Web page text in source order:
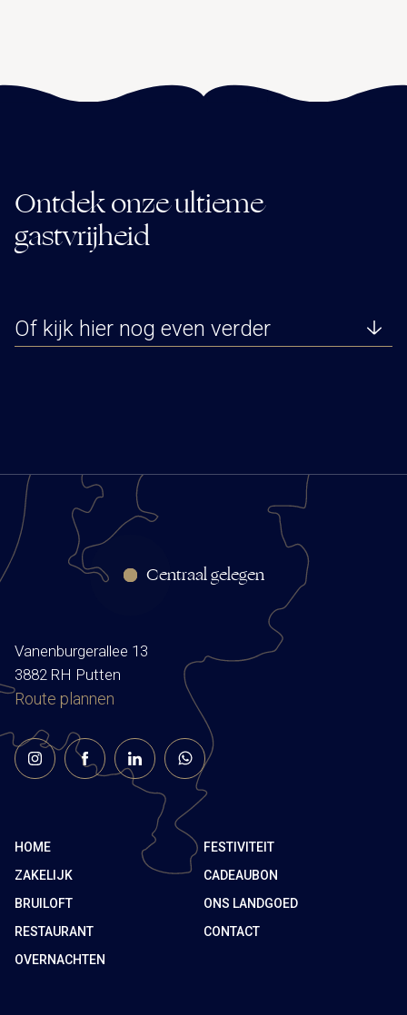
Ontdek onze ultieme
gastvrijheid
Of kijk hier nog even verder
Centraal gelegen
Vanenburgerallee 13
3882 RH Putten
Route plannen
HOME
FESTIVITEIT
ZAKELIJK
CADEAUBON
BRUILOFT
ONS LANDGOED
RESTAURANT
CONTACT
OVERNACHTEN